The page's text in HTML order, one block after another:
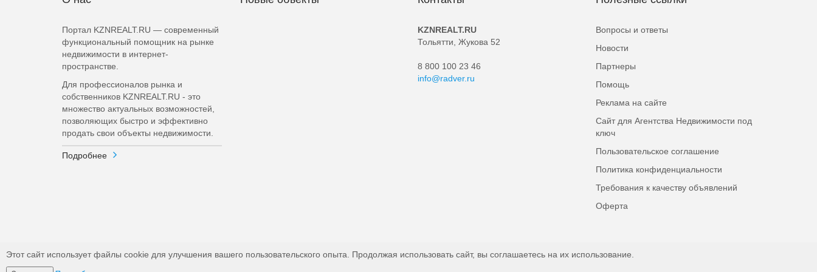
Портал KZNREALT.RU — современный
функциональный помощник на рынке
недвижимости в интернет-
пространстве.
Для профессионалов рынка и
собственников KZNREALT.RU - это
множество актуальных возможностей,
позволяющих быстро и эффективно
продать свои объекты недвижимости.
Подробнее
KZNREALT.RU
Тольятти, Жукова 52
8 800 100 23 46
info@radver.ru
Вопросы и ответы
Новости
Партнеры
Помощь
Реклама на сайте
Сайт для Агентства Недвижимости под
ключ
Пользовательское соглашение
Политика конфиденциальности
Требования к качеству объявлений
Оферта
Этот сайт использует файлы cookie для улучшения вашего пользовательского опыта. Продолжая использовать сайт, вы соглашаетесь на их использование.